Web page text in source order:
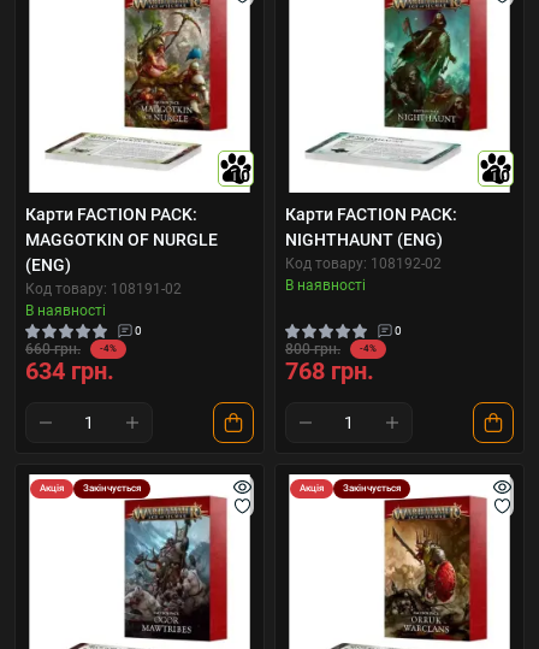
10
Карти FACTION PACK:
MAGGOTKIN OF NURGLE
(ENG)
Код товару: 108191-02
В наявності
0
660 грн. -4%
634 грн.
10
Карти FACTION PACK:
NIGHTHAUNT (ENG)
Код товару: 108192-02
В наявності
0
800 грн. -4%
768 грн.
Акція Закінчується Акція Закінчується